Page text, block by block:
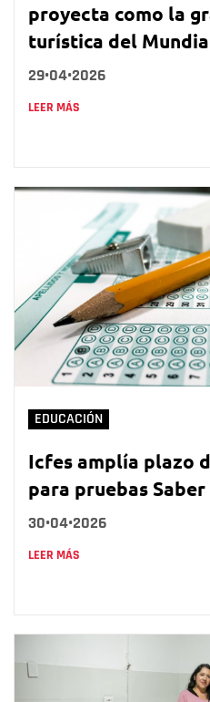
proyecta como la
turística del
29•04•2026
LEER MÁS
EDUCACIÓN
Icfes amplía plazo
para pruebas
30•04•2026
LEER MÁS